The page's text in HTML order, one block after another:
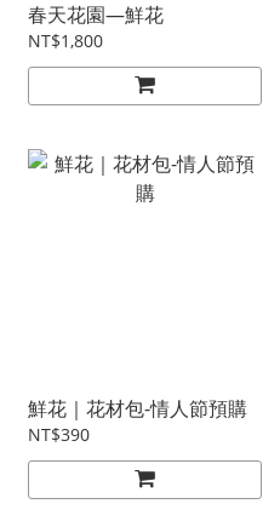
春天花園—鮮花
NT$1,800
鮮花｜花材包-情人節預購
NT$390